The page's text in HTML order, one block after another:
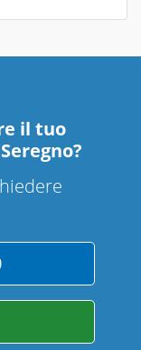
il tuo
?